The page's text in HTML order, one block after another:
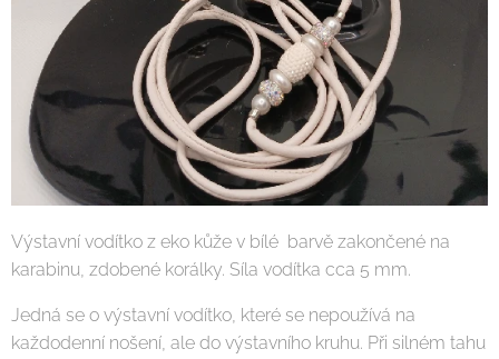
Výstavní vodítko z eko kůže v bílé barvě zakončené na
karabinu, zdobené korálky. Síla vodítka cca 5 mm.
Jedná se o výstavní vodítko, které se nepoužívá na
každodenní nošení, ale do výstavního kruhu. Při silném tahu